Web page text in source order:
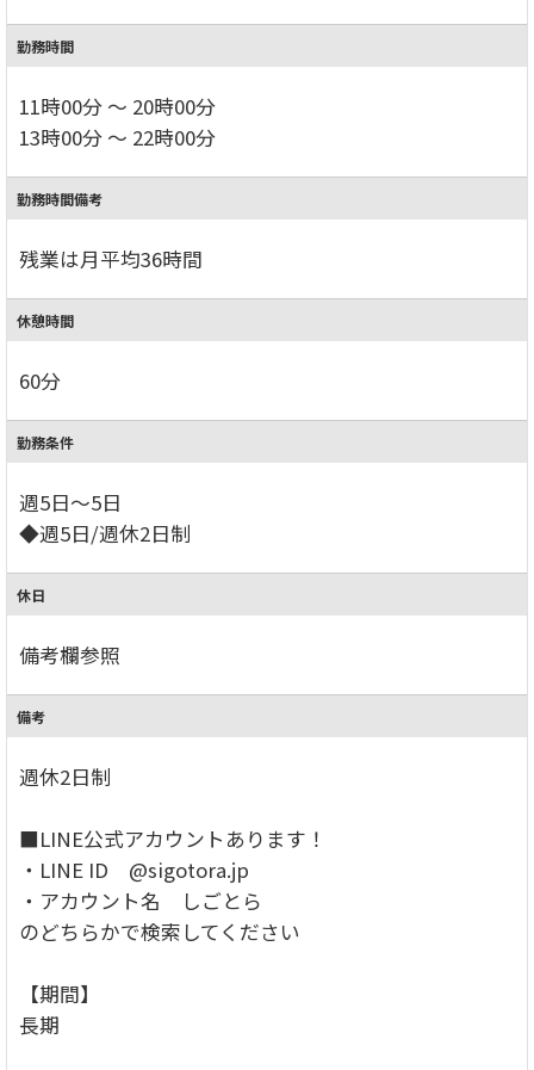
勤務時間
11時00分 ～ 20時00分
13時00分 ～ 22時00分
勤務時間備考
残業は月平均36時間
休憩時間
60分
勤務条件
週5日～5日
◆週5日/週休2日制
休日
備考欄参照
備考
週休2日制
■LINE公式アカウントあります！
・LINE ID @sigotora.jp
・アカウント名 しごとら
のどちらかで検索してください
【期間】
長期